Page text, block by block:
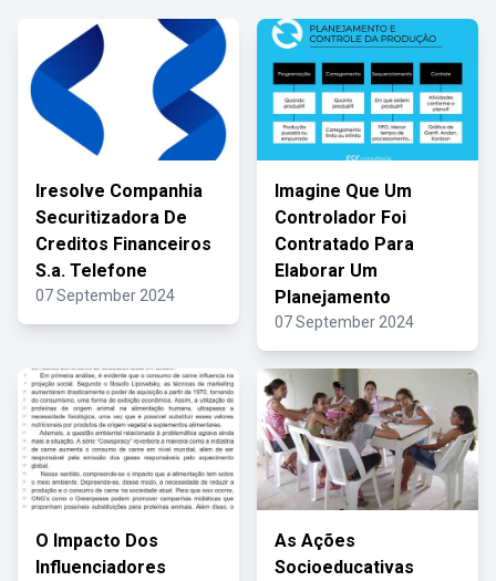
Iresolve Companhia
Securitizadora De
Creditos Financeiros
S.a. Telefone
07 September 2024
Imagine Que Um
Controlador Foi
Contratado Para
Elaborar Um
Planejamento
07 September 2024
O Impacto Dos
Influenciadores
As Ações
Socioeducativas